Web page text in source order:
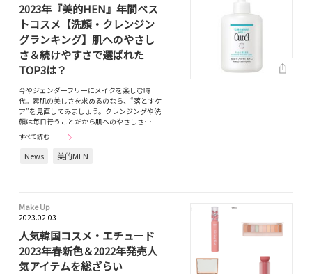
2023年『美的HEN』年間ベス
トコスメ【洗顔・クレンジン
グランキング】肌へのやさし
さ＆続けやすさで選ばれた
TOP3は？
今やジェンダーフリーにメイクを楽しむ時
代。素肌の美しさを求めるのなら、“落とすケ
ア”を見直してみましょう。クレンジングや洗
顔は毎日行うことだから肌へのやさしさ…
すべて読む
News 美的MEN
Make Up
2023.02.03
人気韓国コスメ・エチュード
2023年春新色＆2022年発売人
気アイテムを総ざらい